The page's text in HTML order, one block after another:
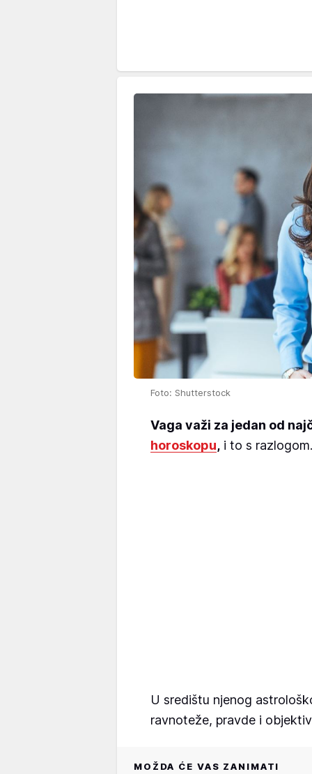
Foto: Shutterstock
Vaga važi za jedan od
horoskopu, i to s razlogom.
U središtu njenog
ravnoteže, pravde i
MOŽDA ĆE VAS ZANIMATI